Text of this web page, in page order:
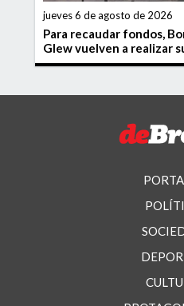
jueves 6 de agosto de 2026
Para recaudar fondos,
Glew vuelven a realizar